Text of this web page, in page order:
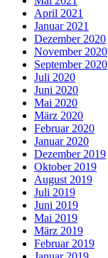
April 2021
Januar 2021
Dezember 2020
November 2020
September 2020
Juli 2020
Juni 2020
Mai 2020
März 2020
Februar 2020
Januar 2020
Dezember 2019
Oktober 2019
August 2019
Juli 2019
Juni 2019
Mai 2019
März 2019
Februar 2019